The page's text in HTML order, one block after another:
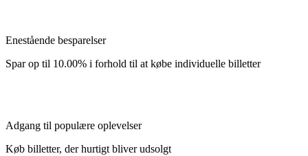
Enestående besparelser
Spar op til 10.00% i forhold til at købe individuelle billetter
Adgang til populære oplevelser
Køb billetter, der hurtigt bliver udsolgt